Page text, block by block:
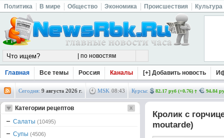
Политика В мире Общество Экономика Происшествия Культура
Главная Все темы Россия Каналы [+] Добавить новость
Сегодня: 9 августа 2026 г. MSK 08:43 Курсы: 82.17 руб (+0.76) 94.84
Кролик с
moutarde)
Категории рецептов
Салаты (10495)
Супы (4506)